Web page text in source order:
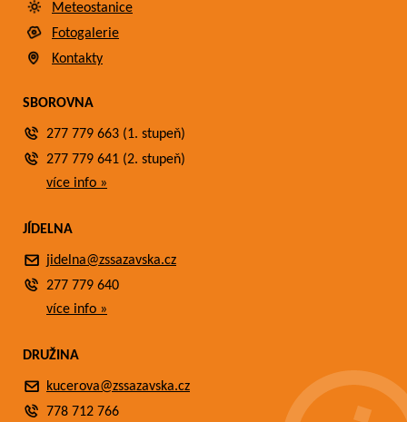
Meteostanice
Fotogalerie
Kontakty
SBOROVNA
277 779 663 (1. stupeň)
277 779 641 (2. stupeň)
více info »
JÍDELNA
jidelna@zssazavska.cz
277 779 640
více info »
DRUŽINA
kucerova@zssazavska.cz
778 712 766